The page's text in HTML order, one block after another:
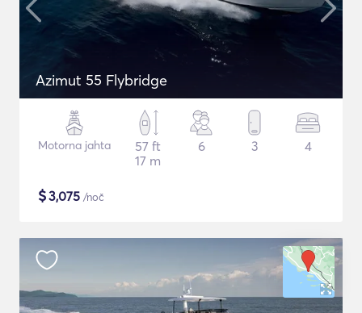
Azimut 55 Flybridge
Motorna jahta
57 ft
17 m
6 3 4
$3,075 /noč